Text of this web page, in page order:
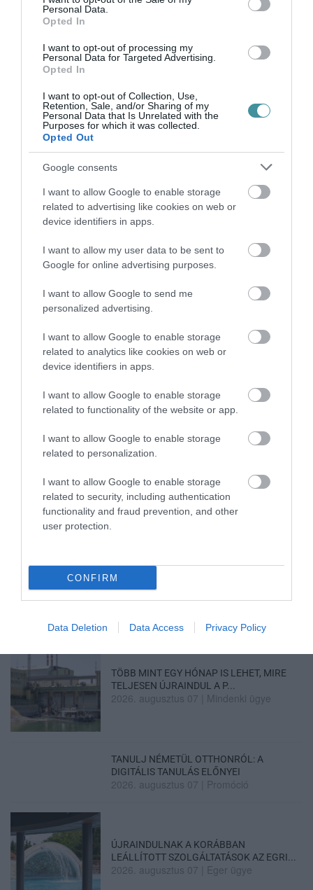
Personal Data.
Opted In
I want to opt-out of processing my
Personal Data for Targeted Advertising.
Opted In
I want to opt-out of Collection, Use,
Retention, Sale, and/or Sharing of my
Personal Data that Is Unrelated with the
Purposes for which it was collected.
Opted Out
Google consents
I want to allow Google to enable storage
related to advertising like cookies on web or
device identifiers in apps.
I want to allow my user data to be sent to
Google for online advertising purposes.
I want to allow Google to send me
personalized advertising.
I want to allow Google to enable storage
related to analytics like cookies on web or
device identifiers in apps.
I want to allow Google to enable storage
related to functionality of the website or app.
I want to allow Google to enable storage
related to personalization.
I want to allow Google to enable storage
related to security, including authentication
functionality and fraud prevention, and other
user protection.
CONFIRM
Data Deletion Data Access Privacy Policy
Ne maradjon le a legfrissebb hírekről, kövessen
bennünket az EGRI ÜGYEK Google Hírek oldalán!
VISSZA A FŐOLDALRA
Legfrissebb híreink
35 PERCES TANÓRÁK ÉS KEVESEBB HÁZI
FELADAT JÖHET AZ ALSÓ ...
2026. augusztus 08|Mindenki ügye
BAKA ANDRÁST JELÖLI KÖZTÁRSASÁGI
2026. augusztus 08|Mindenki ügye
ÚJ MAGYAR KÜLÜGYI STRATÉGIA KÉSZÜL,
TELJES SZAKÍTÁS JÖN A...
TATA ELBŰVÖLŐ LÁTVÁNYOSSÁGAI,
AMIKÉRT ÉRDEMES MEGNÉZNI
TÖBB MINT EGY HÓNAP IS LEHET, MIRE
TELJESEN ÚJRAINDUL A P...
2026. augusztus 07 Mindenki ügye
TANULJ NÉMETÜL OTTHONRÓL: A
DIGITÁLIS TANULÁS ELŐNYEI
2026. augusztus 07 Promóció
ÚJRAINDULNAK A KORÁBBAN
LEÁLLÍTOTT SZOLGÁLTATÁSOK AZ EGRI...
2026. augusztus 07 Eger ügye